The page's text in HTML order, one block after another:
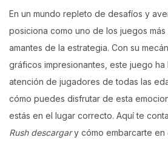
En un mundo repleto de desafíos y
posiciona como uno de los juegos
amantes de la estrategia. Con su
gráficos impresionantes, este juego
atención de jugadores de todas las
cómo puedes disfrutar de esta
estás en el lugar correcto. Aquí te
Rush descargary cómo embarcarte en